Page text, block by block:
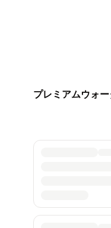
プレミアムウォ